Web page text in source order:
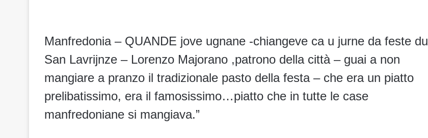
Manfredonia – QUANDE jove ugnane -chiangeve ca u jurne da feste du
San Lavrijnze – Lorenzo Majorano ,patrono della città – guai a non
mangiare a pranzo il tradizionale pasto della festa – che era un piatto
prelibatissimo, era il famosissimo…piatto che in tutte le case
manfredoniane si mangiava.”